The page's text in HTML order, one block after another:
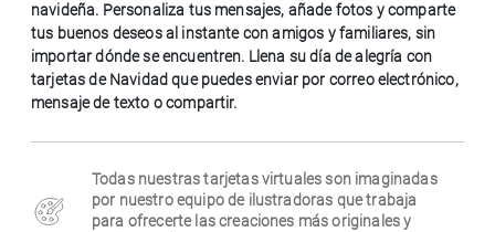
Cumpleaños
Fiestas navideñas
navideña. Personaliza tus mensajes, añade fotos y comparte
tus buenos deseos al instante con amigos y familiares, sin
importar dónde se encuentren. Llena su día de alegría con
tarjetas de Navidad que puedes enviar por correo electrónico,
mensaje de texto o compartir.
Todas nuestras tarjetas virtuales son imaginadas
por nuestro equipo de ilustradoras que trabaja
para ofrecerte las creaciones más originales y